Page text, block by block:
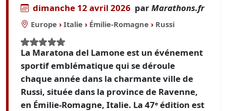
dimanche 12 avril 2026 parMarathons.fr
Europe › Italie › Émilie-Romagne › Russi
​La Maratona del Lamone est un événement
sportif emblématique qui se déroule
chaque année dans la charmante ville de
Russi, située dans la province de Ravenne,
en Émilie-Romagne, Italie. La 47ᵉ édition est